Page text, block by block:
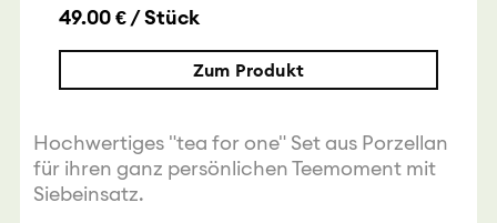
49.00 € / Stück
Zum Produkt
Hochwertiges "tea for one" Set aus Porzellan
für ihren ganz persönlichen Teemoment mit
Siebeinsatz.